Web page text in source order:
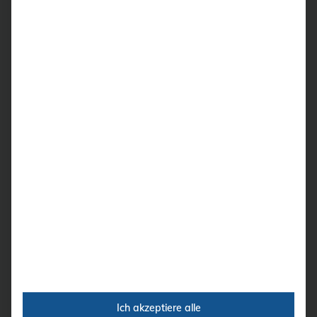
Ich akzeptiere alle